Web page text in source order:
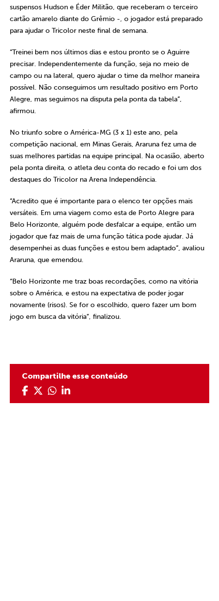
suspensos Hudson e Éder Militão, que receberam o terceiro
cartão amarelo diante do Grêmio -, o jogador está preparado
para ajudar o Tricolor neste final de semana.
“Treinei bem nos últimos dias e estou pronto se o Aguirre
precisar. Independentemente da função, seja no meio de
campo ou na lateral, quero ajudar o time da melhor maneira
possível. Não conseguimos um resultado positivo em Porto
Alegre, mas seguimos na disputa pela ponta da tabela”,
afirmou.
No triunfo sobre o América-MG (3 x 1) este ano, pela
competição nacional, em Minas Gerais, Araruna fez uma de
suas melhores partidas na equipe principal. Na ocasião, aberto
pela ponta direita, o atleta deu conta do recado e foi um dos
destaques do Tricolor na Arena Independência.
“Acredito que é importante para o elenco ter opções mais
versáteis. Em uma viagem como esta de Porto Alegre para
Belo Horizonte, alguém pode desfalcar a equipe, então um
jogador que faz mais de uma função tática pode ajudar. Já
desempenhei as duas funções e estou bem adaptado”, avaliou
Araruna, que emendou.
“Belo Horizonte me traz boas recordações, como na vitória
sobre o América, e estou na expectativa de poder jogar
novamente (risos). Se for o escolhido, quero fazer um bom
jogo em busca da vitória”, finalizou.
Compartilhe esse conteúdo